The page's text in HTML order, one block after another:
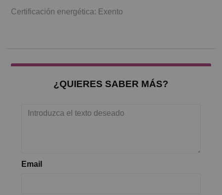
Certificación energética: Exento
¿QUIERES SABER MÁS?
Email